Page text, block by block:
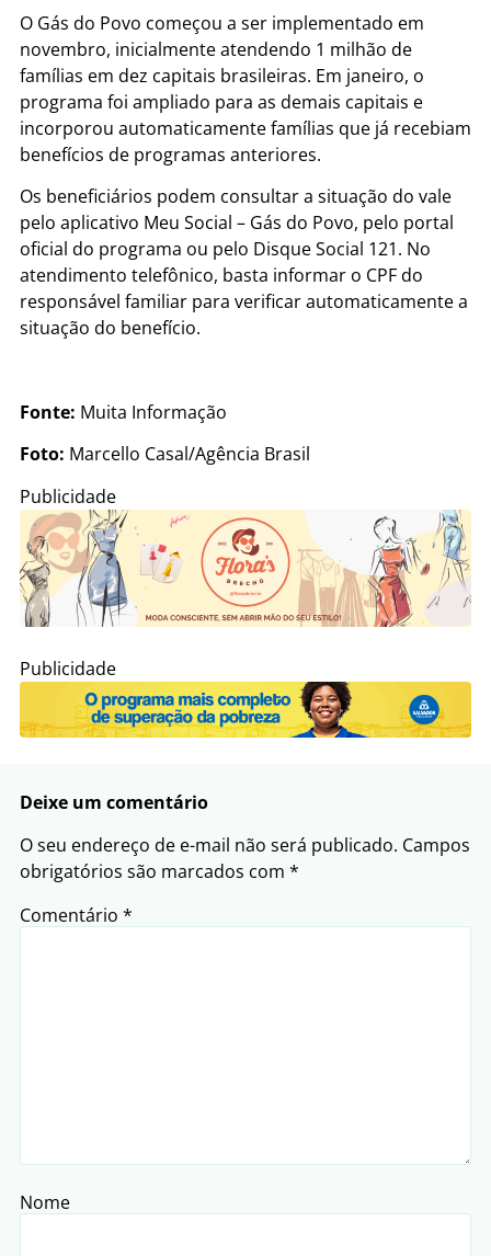
O Gás do Povo começou a ser implementado em
novembro, inicialmente atendendo 1 milhão de
famílias em dez capitais brasileiras. Em janeiro, o
programa foi ampliado para as demais capitais e
incorporou automaticamente famílias que já recebiam
benefícios de programas anteriores.
Os beneficiários podem consultar a situação do vale
pelo aplicativo Meu Social – Gás do Povo, pelo portal
oficial do programa ou pelo Disque Social 121. No
atendimento telefônico, basta informar o CPF do
responsável familiar para verificar automaticamente a
situação do benefício.
Fonte: Muita Informação
Foto: Marcello Casal/Agência Brasil
Publicidade
Publicidade
Deixe um comentário
O seu endereço de e-mail não será publicado. Campos
obrigatórios são marcados com *
Comentário *
Nome